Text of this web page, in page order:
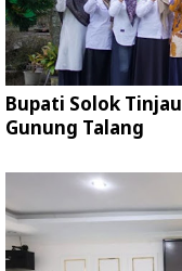
Bupati Solok
Gunung Talang